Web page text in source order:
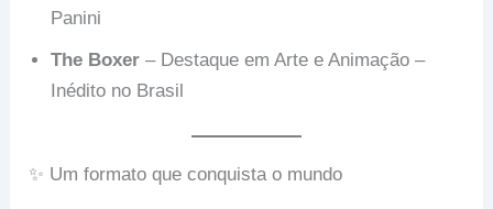
Panini
The Boxer – Destaque em Arte e Animação –
Inédito no Brasil
✨ Um formato que conquista o mundo